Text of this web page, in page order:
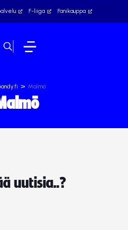
F-liiga Fanikauppa
> Malmö
uutisia..?